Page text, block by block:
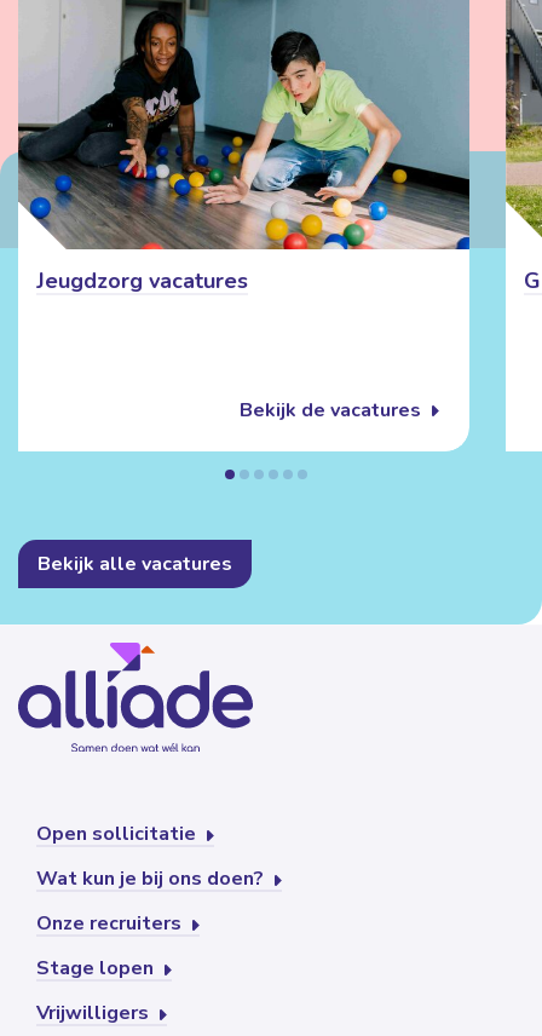
Jeugdzorg vacatures
Bekijk de vacatures
Bekijk alle vacatures
Open sollicitatie
Wat kun je bij ons doen?
Onze recruiters
Stage lopen
Vrijwilligers